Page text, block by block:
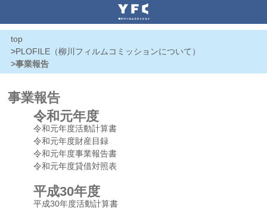
top
>PLOFILE（柳川フィルムコミッションについて）
>事業報告
事業報告
令和元年度
令和元年度活動計算書
令和元年度財産目録
令和元年度事業報告書
令和元年度貸借対照表
平成30年度
平成30年度活動計算書